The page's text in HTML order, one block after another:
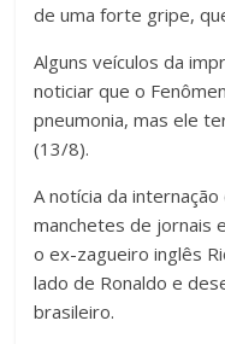
de uma forte gripe,
Alguns veículos da
noticiar que o
pneumonia, mas ele
(13/8).
A notícia da
manchetes de jornais
o ex-zagueiro inglês
lado de Ronaldo e
brasileiro.